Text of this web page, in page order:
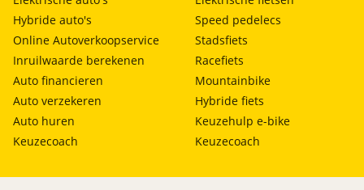
Hybride auto's
Online Autoverkoopservice
Inruilwaarde berekenen
Auto financieren
Auto verzekeren
Auto huren
Keuzecoach
Speed pedelecs
Stadsfiets
Racefiets
Mountainbike
Hybride fiets
Keuzehulp e-bike
Keuzecoach